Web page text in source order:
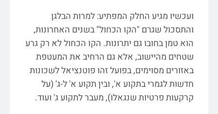
ועכשיו מגיע החלק המפתיע: למרות הבלגן
והתסכול שגרם "הקו הכחול" בשנים האחרונות,
הוא טמן בחובו גם יתרונות. הקו הכחול לא רק גרע
שטחים מהיישוב, אלא גם הרחיב את המעטפת
באזורים מסוימים,בפועל זהו פוטנציאל לשכונות
חדשות לגמרי בתקוע א', ובין תקוע א' ל-ג' (על
קרקעות פרטיות שנגאלו), מעבר לתקוע ג' ועוד.